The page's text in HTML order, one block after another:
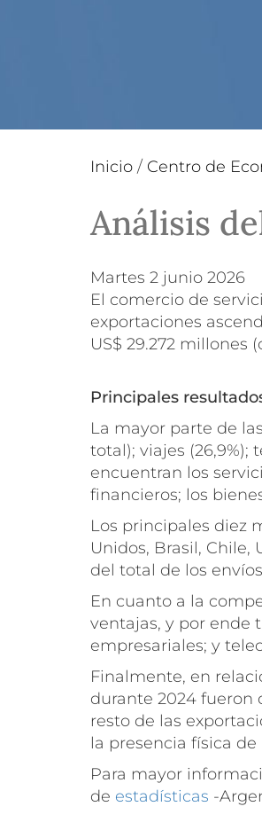
Inicio / Centro de
Análisis
martes 2 junio 2026
El comercio de
exportaciones
US$ 29.272 millones
Principales
La mayor parte de
total); viajes (26,9%);
encuentran los
financieros; los
Los principales diez
Unidos, Brasil, Chile,
del total de los
En cuanto a la
ventajas, y por ende
empresariales; y
Finalmente, en
durante 2024 fueron
resto de las
la presencia física
Para mayor
de estadísticas -